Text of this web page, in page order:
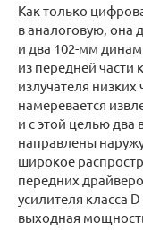
Как только
в аналоговую, она
и два 102-мм
из передней части
излучателя
намеревается
и с этой целью два
направлены
широкое
передних
усилителя класса
выходная